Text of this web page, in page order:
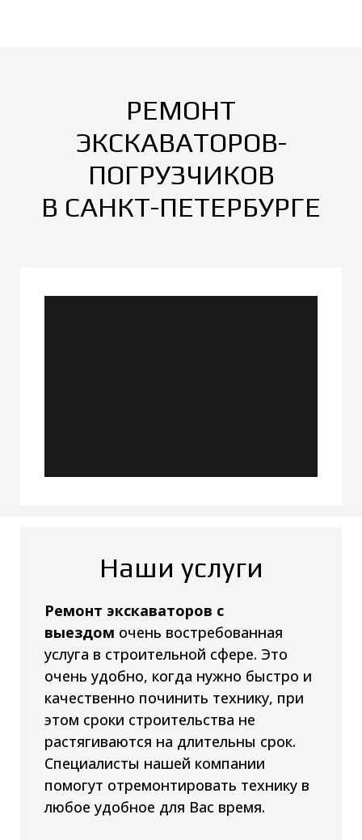
РЕМОНТ
ЭКСКАВАТОРОВ-
ПОГРУЗЧИКОВ
В САНКТ-ПЕТЕРБУРГЕ
Наши услуги
Ремонт экскаваторов с
выездом очень востребованная
услуга в строительной сфере. Это
очень удобно, когда нужно быстро и
качественно починить технику, при
этом сроки строительства не
растягиваются на длительны срок.
Специалисты нашей компании
помогут отремонтировать технику в
любое удобное для Вас время.